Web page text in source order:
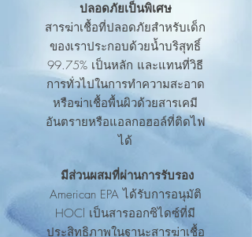
ปลอดภัยเป็นพิเศษ
สารฆ่าเชื้อที่ปลอดภัยสำหรับเด็ก
ของเราประกอบด้วยน้ำบริสุทธิ์
99.75% เป็นหลัก และแทนที่วิธี
การทั่วไปในการทำความสะอาด
หรือฆ่าเชื้อพื้นผิวด้วยสารเคมี
อันตรายหรือแอลกอฮอล์ที่ติดไฟ
ได้
มีส่วนผสมที่ผ่านการรับรอง
American EPA ได้รับการอนุมัติ
HOCl เป็นสารออกซิไดซ์ที่มี
ประสิทธิภาพในฐานะสารฆ่าเชื้อ